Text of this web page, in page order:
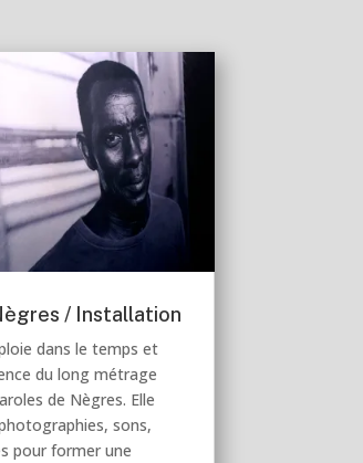
/ Installation
dans le temps et
du long métrage
de Nègres. Elle
sons,
pour former une